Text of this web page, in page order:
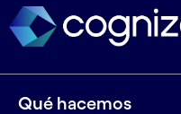
Qué hacemos